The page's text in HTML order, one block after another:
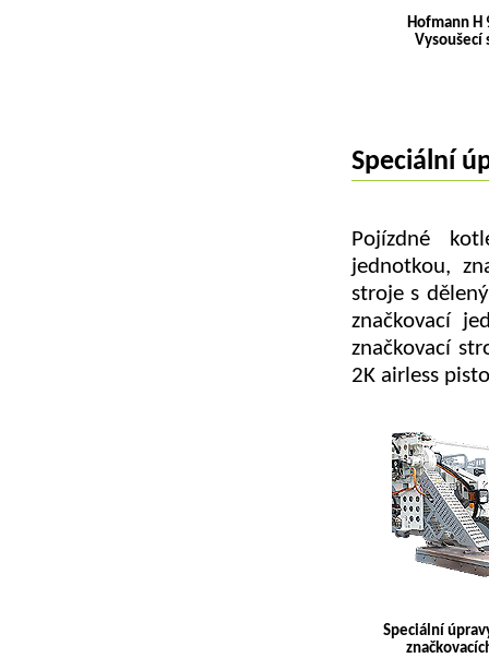
Hofmann H
Vysoušecí
Speciální
Pojízdné
jednotkou,
stroje s
značkovací
značkovací
2K airless
Speciální